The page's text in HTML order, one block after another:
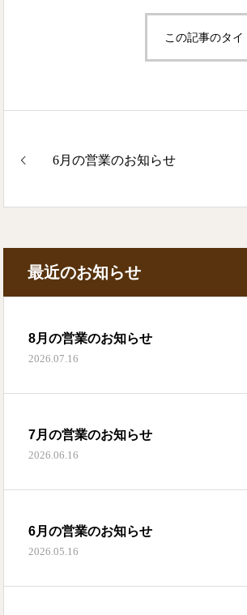
この記事のタ
6月の営業のお知らせ
最近のお知らせ
8月の営業のお知らせ
2026.07.16
7月の営業のお知らせ
2026.06.16
6月の営業のお知らせ
2026.05.16